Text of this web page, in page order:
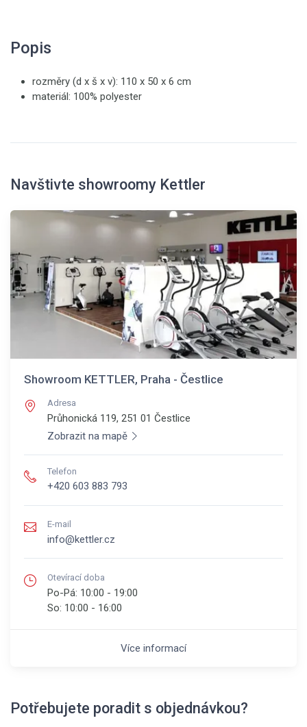
Popis
rozměry (d x š x v): 110 x 50 x 6 cm
materiál: 100% polyester
Navštivte showroomy Kettler
Showroom KETTLER, Praha - Čestlice
Adresa
Průhonická 119, 251 01 Čestlice
Zobrazit na mapě
Telefon
+420 603 883 793
E-mail
info@kettler.cz
Otevírací doba
Po-Pá: 10:00 - 19:00
So: 10:00 - 16:00
Více informací
Potřebujete poradit s objednávkou?